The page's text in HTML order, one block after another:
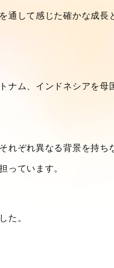
通して感じた確かな成長
ナム、インドネシアを母
れぞれ異なる背景を持ち
っています。
た。